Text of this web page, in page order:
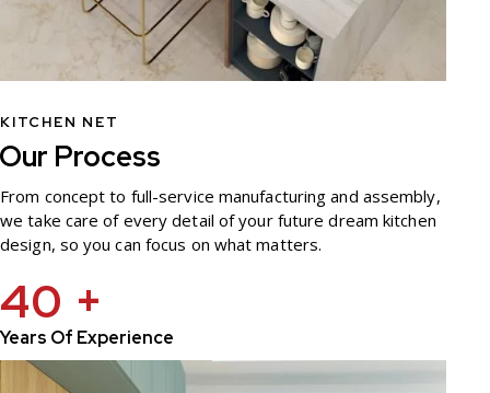
KITCHEN NET
Our Process
From concept to full-service manufacturing and assembly,
we take care of every detail of your future dream kitchen
design, so you can focus on what matters.
40 +
Years Of Experience